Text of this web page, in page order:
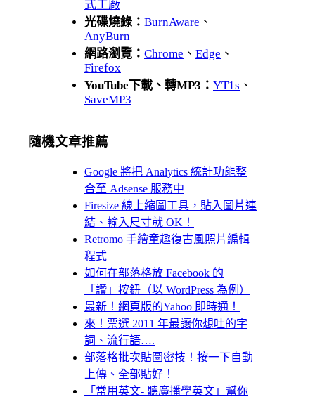
式工廠
光碟燒錄： BurnAware 、
AnyBurn
網路瀏覽： Chrome 、 Edge 、
Firefox
YouTube下載、轉MP3： YT1s 、
SaveMP3
隨機文章推薦
Google 將把 Analytics 統計功能整
合至 Adsense 服務中
Firesize 線上縮圖工具，貼入圖片連
結、輸入尺寸就 OK！
Retromo 手繪童趣復古風照片編輯
程式
如何在部落格放 Facebook 的
「讚」按鈕（以 WordPress 為例）
最新！網頁版的Yahoo 即時通！
來！票選 2011 年最讓你想吐的字
詞、流行語….
部落格批次貼圖密技！按一下自動
上傳、全部貼好！
「常用英文- 聽廣播學英文」幫你